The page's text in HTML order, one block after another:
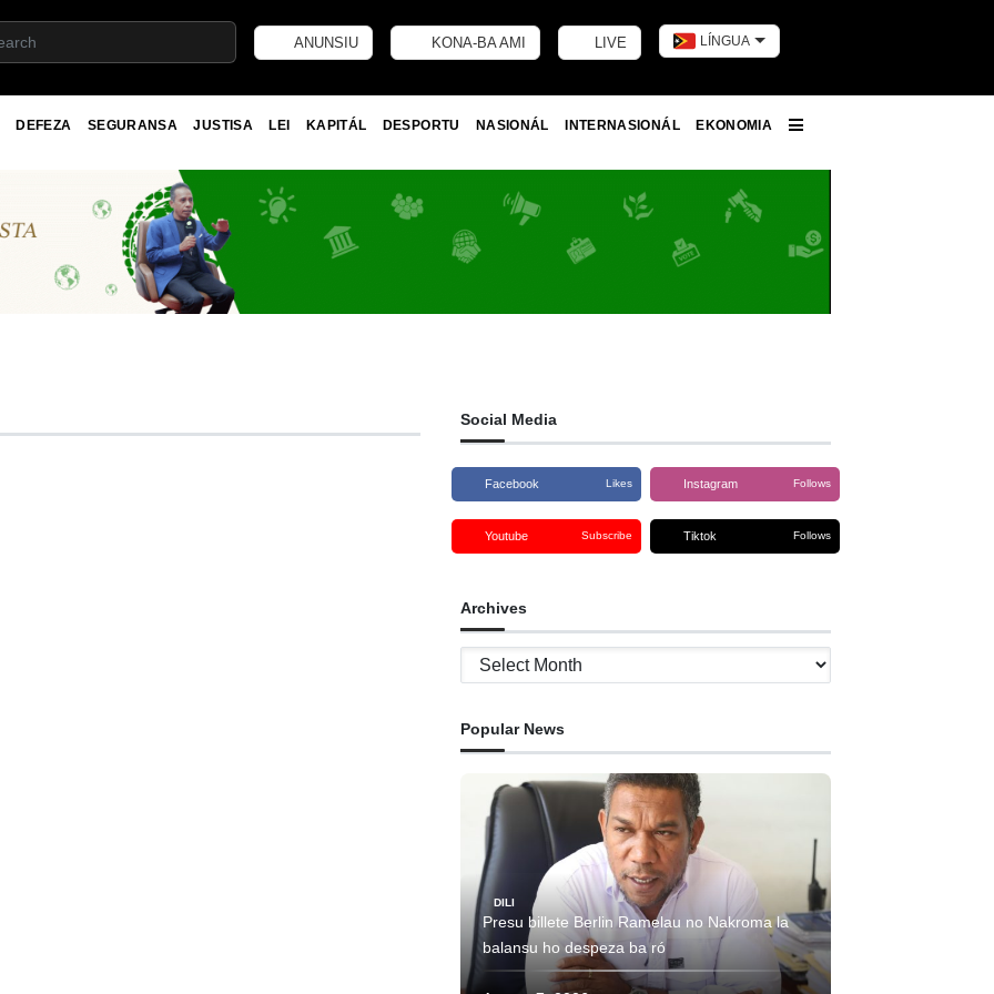
ANUNSIU KONA-BA AMI LIVE LÍNGUA
DEFEZA SEGURANSA JUSTISA LEI KAPITÁL DESPORTU NASIONÁL INTERNASIONÁL
EKONOMIA
Social Media
Facebook Likes Instagram Follows
Youtube Subscribe Tiktok Follows
Archives
Archives
Popular News
DILI
Presu billete Berlin Ramelau no Nakroma la
balansu ho despeza ba ró